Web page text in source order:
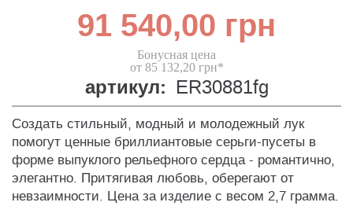
91 540,00 грн
Бонусная цена
от 85 132,20 грн*
артикул: ER30881fg
Создать стильный, модный и молодежный лук
помогут ценные бриллиантовые серьги-пусеты в
форме выпуклого рельефного сердца - романтично,
элегантно. Притягивая любовь, оберегают от
невзаимности. Цена за изделие с весом 2,7 грамма.